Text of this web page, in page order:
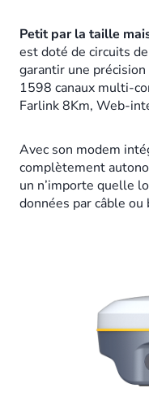
Petit par la taille
est doté de circuits
garantir une
1598 canaux multi-
Farlink 8Km, Web-
Avec son modem
complètement
un n’importe quelle
données par câble